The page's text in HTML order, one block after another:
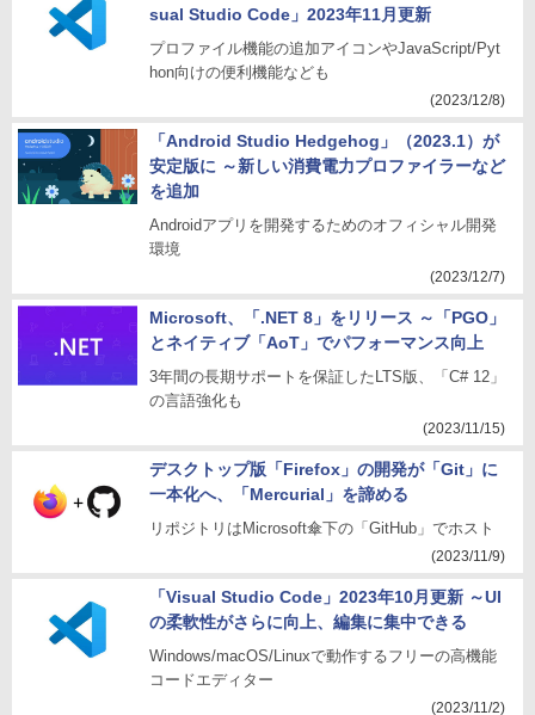
sual Studio Code」2023年11月更新
プロファイル機能の追加アイコンやJavaScript/Pyt
hon向けの便利機能なども
(2023/12/8)
「Android Studio Hedgehog」（2023.1）が
安定版に ～新しい消費電力プロファイラーなど
を追加
Androidアプリを開発するためのオフィシャル開発
環境
(2023/12/7)
Microsoft、「.NET 8」をリリース ～「PGO」
とネイティブ「AoT」でパフォーマンス向上
3年間の長期サポートを保証したLTS版、「C# 12」
の言語強化も
(2023/11/15)
デスクトップ版「Firefox」の開発が「Git」に
一本化へ、「Mercurial」を諦める
リポジトリはMicrosoft傘下の「GitHub」でホスト
(2023/11/9)
「Visual Studio Code」2023年10月更新 ～UI
の柔軟性がさらに向上、編集に集中できる
Windows/macOS/Linuxで動作するフリーの高機能
コードエディター
(2023/11/2)